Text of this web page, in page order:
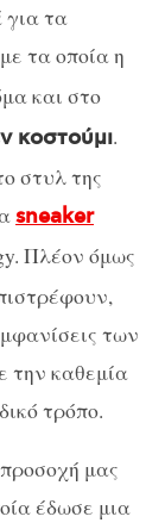
για τα
τα οποία η
και στο
κοστούμι.
στυλ της
sneaker
Πλέον όμως
των
την καθεμία
τρόπο.
μας
έδωσε μια